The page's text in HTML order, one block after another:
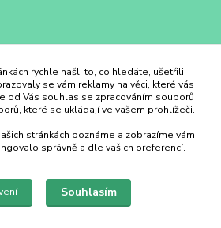
rychle našli to, co hledáte, ušetřili
se vám reklamy na věci, které vás
od Vás souhlas se zpracováním souborů
které se ukládají ve vašem prohlížeči.
stránkách poznáme a zobrazíme vám
správně a dle vašich preferencí.
Souhlasím